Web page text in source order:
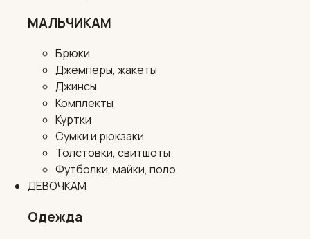
МАЛЬЧИКАМ
Брюки
Джемперы, жакеты
Джинсы
Комплекты
Куртки
Сумки и рюкзаки
Толстовки, свитшоты
Футболки, майки, поло
ДЕВОЧКАМ
Одежда